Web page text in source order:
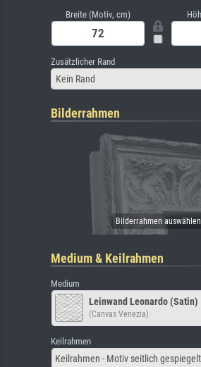
Breite (Motiv, cm)
Zusätzlicher Rand
Kein Rand
Bilderrahmen
Medium & Keilrahmen
Medium
Leinwand Leonardo (Satin)
(Canvas Venezia)
Keilrahmen
Keilrahmen - Motiv seitlich gespiegelt